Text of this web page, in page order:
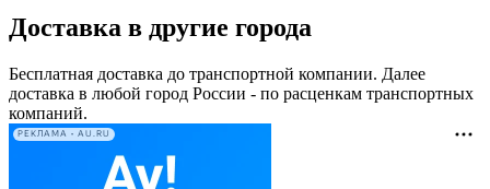
Доставка в другие города
Бесплатная доставка до транспортной компании. Далее
доставка в любой город России - по расценкам транспортных
компаний.
РЕКЛАМА • AU.RU